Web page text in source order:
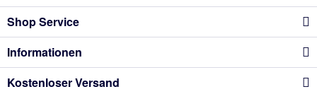
Shop Service
Informationen
Kostenloser Versand